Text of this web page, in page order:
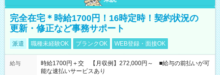
完全在宅＊時給1700円！16時定時！契約状況の
更新・修正など事務サポート
派遣 職種未経験OK ブランクOK WEB登録・面接OK
給与
時給1700円＋交 【月収例】272,000円～ ■給与の前払いが可
能な速払いサービスあり